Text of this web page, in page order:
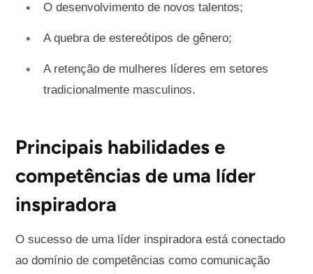
O desenvolvimento de novos talentos;
A quebra de estereótipos de gênero;
A retenção de mulheres líderes em setores
tradicionalmente masculinos.
Principais habilidades e
competências de uma líder
inspiradora
O sucesso de uma líder inspiradora está conectado
ao domínio de competências como comunicação